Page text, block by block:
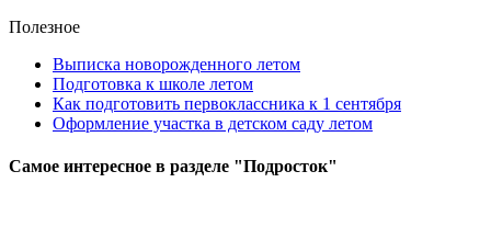
Полезное
Выписка новорожденного летом
Подготовка к школе летом
Как подготовить первоклассника к 1 сентября
Оформление участка в детском саду летом
Самое интересное в разделе "Подросток"